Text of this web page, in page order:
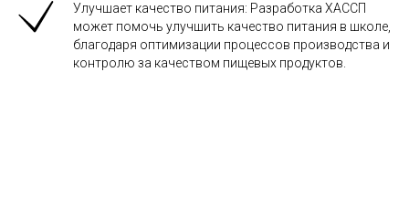
Улучшает качество питания: Разработка ХАССП
может помочь улучшить качество питания в школе,
благодаря оптимизации процессов производства и
контролю за качеством пищевых продуктов.